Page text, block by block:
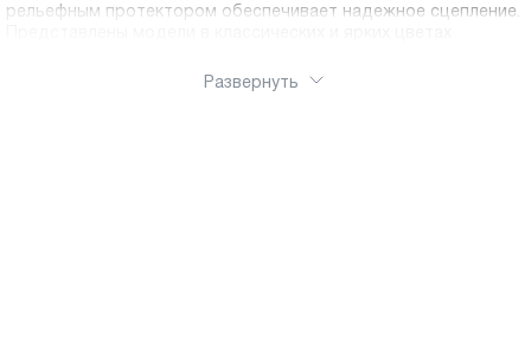
рельефным протектором обеспечивает надежное сцепление.
Развернуть